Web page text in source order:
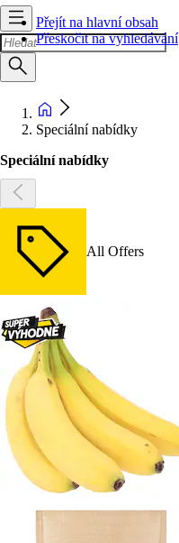
Přejít na hlavní obsah
Přeskočit na vyhledávání
Speciální nabídky
Speciální nabídky
All Offers